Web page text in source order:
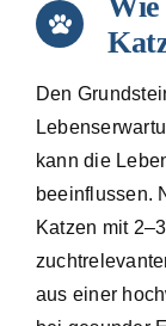
Den
kann die
beeinflussen.
Katzen mit
aus einer